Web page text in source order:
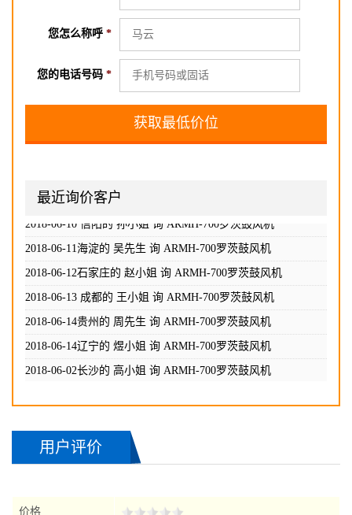
您怎么称呼 *
您的电话号码 *
最近询价客户
2018-06-02长沙的 高小姐 询
2018-06-08 长沙的 胡小姐 询 ARMH-700罗茨鼓风机
2018-06-10 信阳的 孙小姐 询ARMH-700罗茨鼓风机
2018-06-11海淀的 吴先生 询ARMH-700罗茨鼓风机
2018-06-12石家庄的 赵小姐 询ARMH-700罗茨鼓风机
2018-06-13 成都的 王小姐 询ARMH-700罗茨鼓风机
2018-06-14贵州的 周先生 询 ARMH-700罗茨鼓风机
2018-06-14辽宁的 煜小姐 询 ARMH-700罗茨鼓风机
2018-06-10 信阳的 孙小姐 询
用户评价
价格